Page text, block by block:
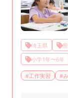
埼玉県
小学1年〜6年
#工作実習 #